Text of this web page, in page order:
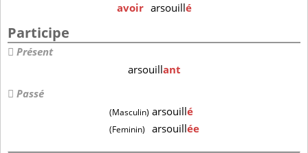
avoir arsouillé
Participe
Présent
arsouillant
Passé
(Masculin) arsouillé
(Feminin) arsouillée